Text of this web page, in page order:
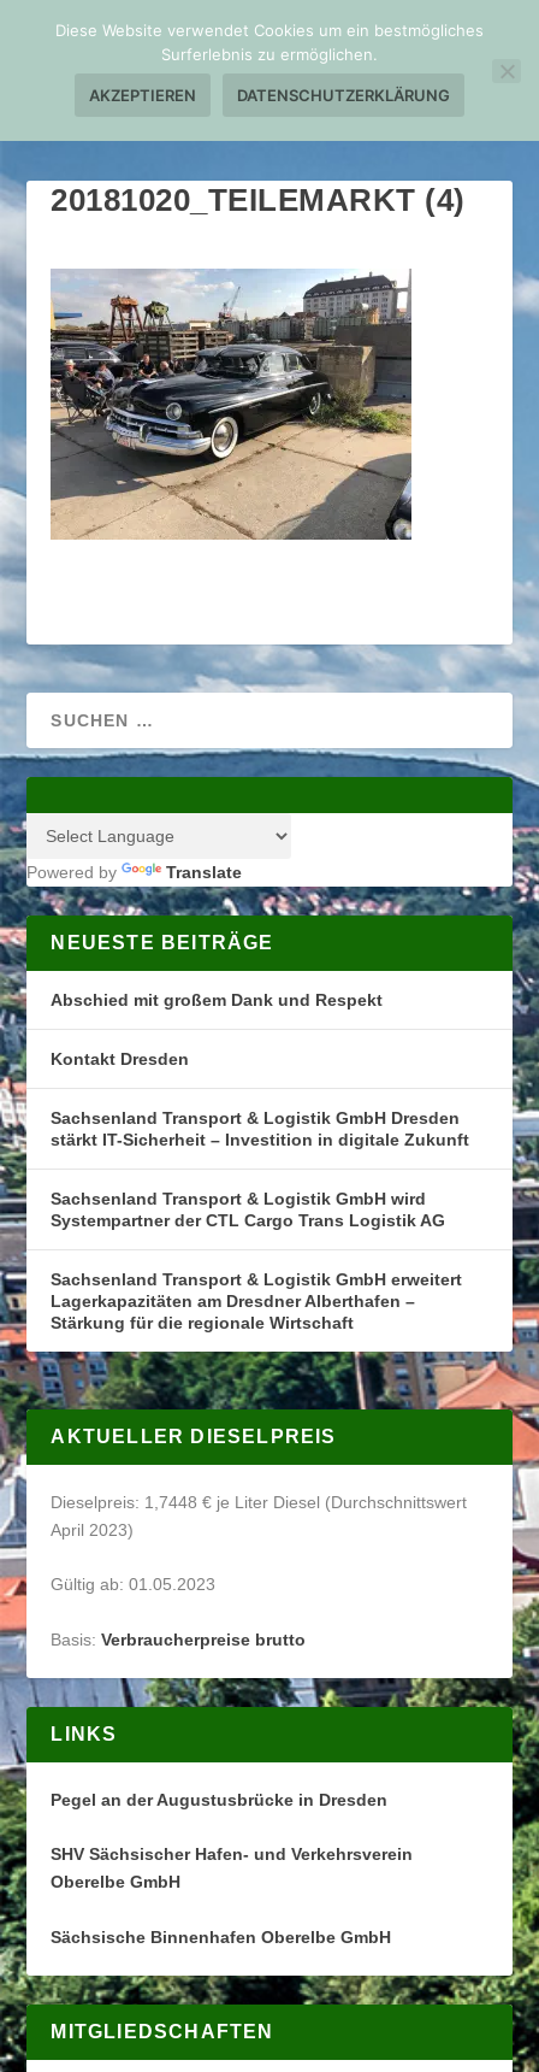
20181020_TEILEMARKT (4)
Powered by Translate
NEUESTE BEITRÄGE
Abschied mit großem Dank und Respekt
Kontakt Dresden
Sachsenland Transport & Logistik GmbH Dresden
stärkt IT-Sicherheit – Investition in digitale Zukunft
Sachsenland Transport & Logistik GmbH wird
Systempartner der CTL Cargo Trans Logistik AG
Sachsenland Transport & Logistik GmbH erweitert
Lagerkapazitäten am Dresdner Alberthafen –
Stärkung für die regionale Wirtschaft
AKTUELLER DIESELPREIS
Dieselpreis: 1,7448 € je Liter Diesel (Durchschnittswert
April 2023)
Gültig ab: 01.05.2023
Basis:Verbraucherpreise brutto
LINKS
Pegel an der Augustusbrücke in Dresden
SHV Sächsischer Hafen- und Verkehrsverein
Oberelbe GmbH
Sächsische Binnenhafen Oberelbe GmbH
MITGLIEDSCHAFTEN
Diese Website verwendet Cookies um ein bestmögliches
Surferlebnis zu ermöglichen.
AKZEPTIEREN DATENSCHUTZERKLÄRUNG